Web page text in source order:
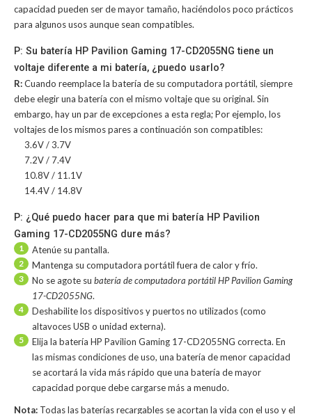
capacidad pueden ser de mayor tamaño, haciéndolos poco prácticos
para algunos usos aunque sean compatibles.
P: Su batería HP Pavilion Gaming 17-CD2055NG tiene un
voltaje diferente a mi batería, ¿puedo usarlo?
R:Cuando reemplace la batería de su computadora portátil, siempre
debe elegir una batería con el mismo voltaje que su original. Sin
embargo, hay un par de excepciones a esta regla; Por ejemplo, los
voltajes de los mismos pares a continuación son compatibles:
3.6V / 3.7V
7.2V / 7.4V
10.8V / 11.1V
14.4V / 14.8V
P: ¿Qué puedo hacer para que mi batería HP Pavilion
Gaming 17-CD2055NG dure más?
1 Atenúe su pantalla.
2 Mantenga su computadora portátil fuera de calor y frío.
3 No se agote su batería de computadora portátil HP Pavilion Gaming
17-CD2055NG.
4
Deshabilite los dispositivos y puertos no utilizados (como
altavoces USB o unidad externa).
5
Elija la batería HP Pavilion Gaming 17-CD2055NG correcta. En
las mismas condiciones de uso, una batería de menor capacidad
se acortará la vida más rápido que una batería de mayor
capacidad porque debe cargarse más a menudo.
Nota: Todas las baterías recargables se acortan la vida con el uso y el